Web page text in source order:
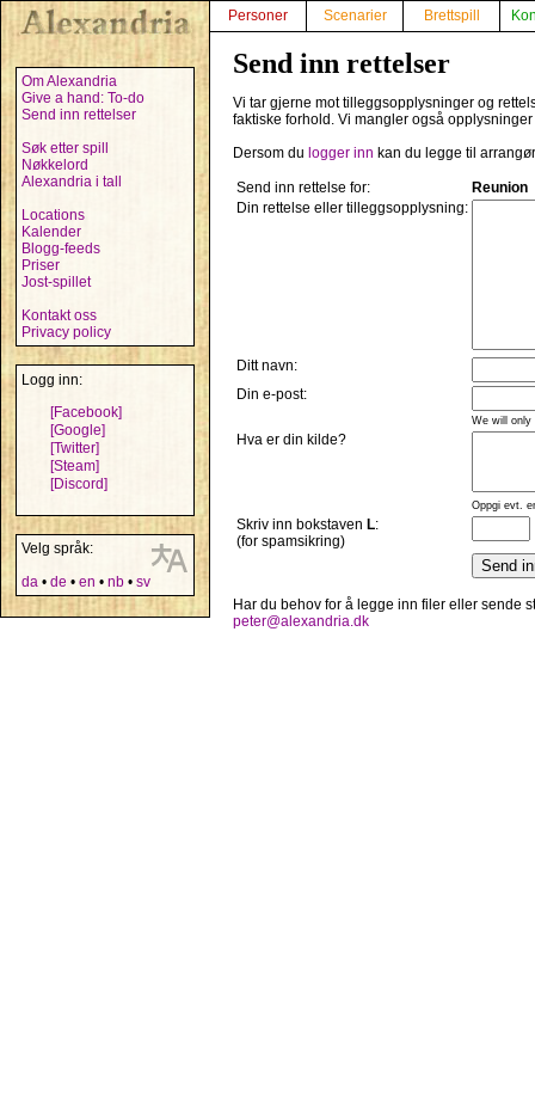
Om Alexandria
Give a hand: To-do
Send inn rettelser
Søk etter spill
Nøkkelord
Alexandria i tall
Locations
Kalender
Blogg-feeds
Priser
Jost-spillet
Kontakt oss
Privacy policy
Logg inn:
[Facebook]
[Google]
[Twitter]
[Steam]
[Discord]
Velg språk:
da • de • en • nb • sv
Personer Scenarier Brettspill
Send inn rettelser
Vi tar gjerne mot tilleggsopplysninger og
faktiske forhold. Vi mangler også
Dersom du logger inn kan du legge til
Send inn rettelse for:
Reunion
Din rettelse eller tilleggsopplysning:
Ditt navn:
Din e-post:
We will only
Hva er din kilde?
Oppgi evt.
Skriv inn bokstaven L:
(for spamsikring)
Har du behov for å legge inn filer eller sende
peter@alexandria.dk